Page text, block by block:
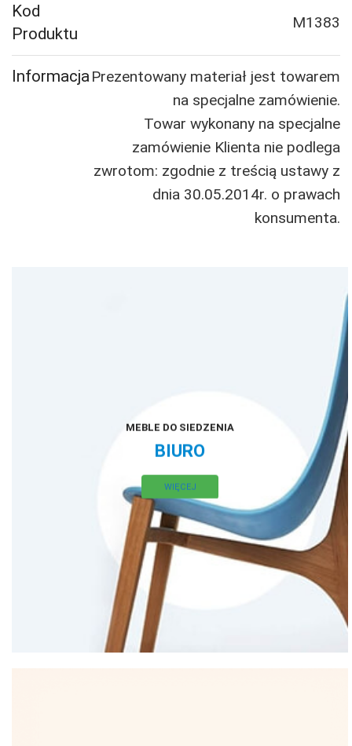
Kod
Produktu
M1383
InformacjaPrezentowany materiał jest towarem
na specjalne zamówienie.
Towar wykonany na specjalne
zamówienie Klienta nie podlega
zwrotom: zgodnie z treścią ustawy z
dnia 30.05.2014r. o prawach
konsumenta.
MEBLE DO SIEDZENIA
BIURO
WIĘCEJ